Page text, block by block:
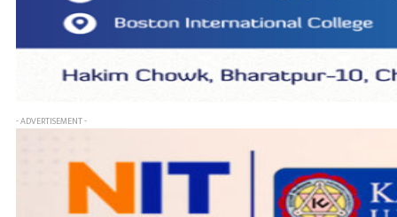
- ADVERTISEMENT -